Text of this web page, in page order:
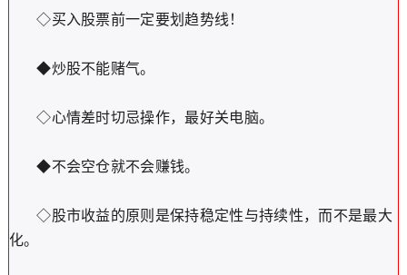
◇买入股票前一定要划趋势线！
◆炒股不能赌气。
◇心情差时切忌操作，最好关电脑。
◆不会空仓就不会赚钱。
◇股市收益的原则是保持稳定性与持续性，而不是最大
化。